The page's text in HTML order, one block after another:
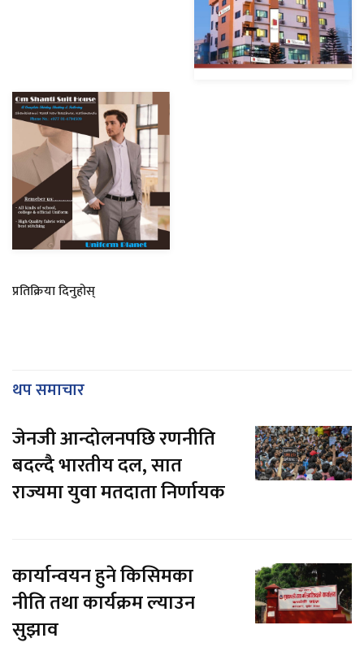
प्रतिक्रिया दिनुहोस्
थप समाचार
जेनजी आन्दोलनपछि रणनीति
बदल्दै भारतीय दल, सात
राज्यमा युवा मतदाता निर्णायक
कार्यान्वयन हुने किसिमका
नीति तथा कार्यक्रम ल्याउन
सुझाव